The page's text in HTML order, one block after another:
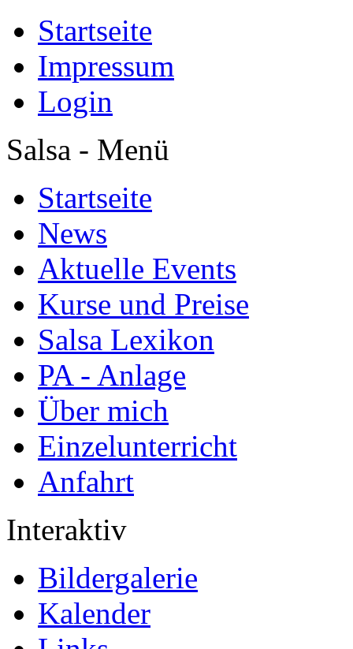
Startseite
Impressum
Login
Salsa - Menü
Startseite
News
Aktuelle Events
Kurse und Preise
Salsa Lexikon
PA - Anlage
Über mich
Einzelunterricht
Anfahrt
Interaktiv
Bildergalerie
Kalender